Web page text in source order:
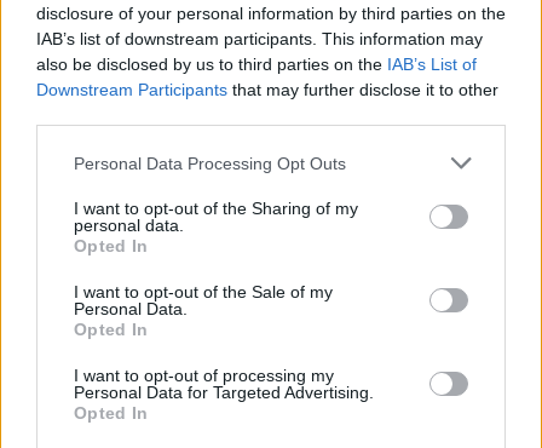
disclosure of your personal information by third parties on the
IAB’s list of downstream participants. This information may
also be disclosed by us to third parties on the IAB’s List of
Downstream Participants that may further disclose it to other
Personal Data Processing Opt Outs
I want to opt-out of the Sharing of my
personal data.
Opted In
I want to opt-out of the Sale of my
Personal Data.
Opted In
I want to opt-out of processing my
Personal Data for Targeted Advertising.
Opted In
Clippers per 116-112: è lui il top-scorer di una sfida rimasta
aperta fino all’ultimo grazie anche ai 49 punti complessivi dei
beniamini di casa Leonard e Harden. Undicesima tripla doppia
stagionale per Doncic, che con 30 punti, 11 rimbalzi e 16 assist
parquet dei Toronto Raptors. Sono necessari due overtime per
decretare vincitori e vinti tra Chicago Bulls e Cleveland Cavaliers:
la spunta il quintetto dell’Illinois per 132-123, che per l’occasione
Indiana Pacers (123-114 sui New Orleans Pelicans), Minnesota
Timberwolves (110-101 sui Memphis Grizzlies) e Denver
– Foto Ipa Agency –
(ITALPRESS).